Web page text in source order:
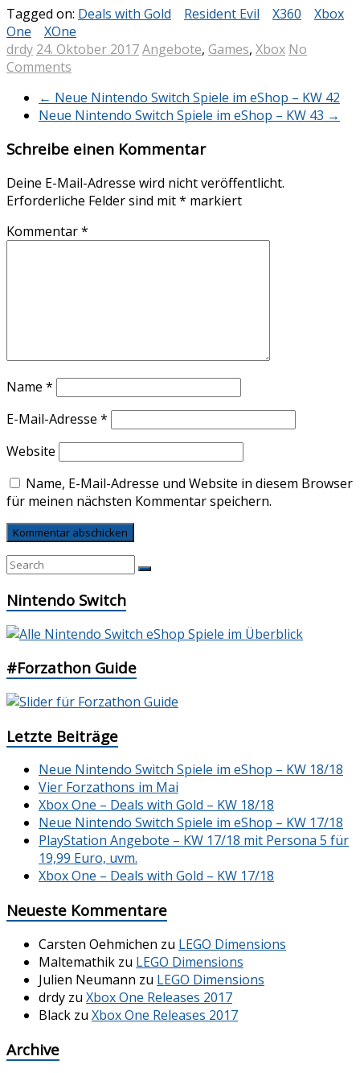
Tagged on: Deals with Gold Resident Evil X360
Xbox
One
XOne
drdy 24. Oktober 2017Angebote, Games, Xbox No
Comments
← Neue Nintendo Switch Spiele im eShop – KW 42
Neue Nintendo Switch Spiele im eShop – KW 43 →
Schreibe einen Kommentar
Deine E-Mail-Adresse wird nicht veröffentlicht.
Erforderliche Felder sind mit* markiert
Kommentar*
Name *
E-Mail-Adresse *
Website
Name, E-Mail-Adresse und Website in diesem Browser
für meinen nächsten Kommentar speichern.
Nintendo Switch
#Forzathon Guide
Letzte Beiträge
Neue Nintendo Switch Spiele im eShop – KW 18/18
Vier Forzathons im Mai
Xbox One – Deals with Gold – KW 18/18
Neue Nintendo Switch Spiele im eShop – KW 17/18
PlayStation Angebote – KW 17/18 mit Persona 5 für
19,99 Euro, uvm.
Xbox One – Deals with Gold – KW 17/18
Neueste Kommentare
Carsten Oehmichen zu LEGO Dimensions
Maltemathik zu LEGO Dimensions
Julien Neumann zu LEGO Dimensions
drdy zu Xbox One Releases 2017
Black zu Xbox One Releases 2017
Archive